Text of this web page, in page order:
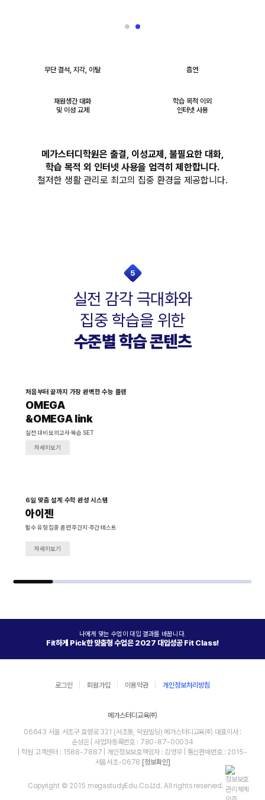
무단 결석, 지각, 이탈 흡연
재원생간 대화
및 이성 교제
학습 목적 이외
인터넷 사용
메가스터디학원은 출결, 이성교제, 불필요한 대화,
학습 목적 외 인터넷 사용을 엄격히 제한합니다.
철저한 생활 관리로 최고의 집중 환경을 제공합니다.
5
실전 감각 극대화와
집중 학습을 위한
수준별 학습 콘텐츠
처음부터 끝까지 가장 완벽한 수능 플랜
OMEGA
&OMEGA link
실전 대비 모의고사·복습 SET
자세히보기
6일 맞춤 설계 수학 완성 시스템
아이젠
필수 유형 집중 훈련 주간지·주간 테스트
자세히보기
나에게 맞는 수업이 대입 결과를 바꿉니다.
Fit하게 Pick한 맞춤형 수업은 2027 대입성공 Fit Class!
로그인 회원가입 이용약관 개인정보처리방침
메가스터디교육㈜
06643 서울 서초구 효령로 321 (서초동, 덕원빌딩) 메가스터디교육㈜ 대표이사 :
손성은 | 사업자등록번호 : 780-87-00034
| 학원 고객센터 : 1588-7887 | 개인정보보호책임자 : 김영무 | 통신판매번호 : 2015-
서울서초-0678 [정보확인]
Copyright © 2015 megastudyEdu.Co.Ltd. All rights reserved.